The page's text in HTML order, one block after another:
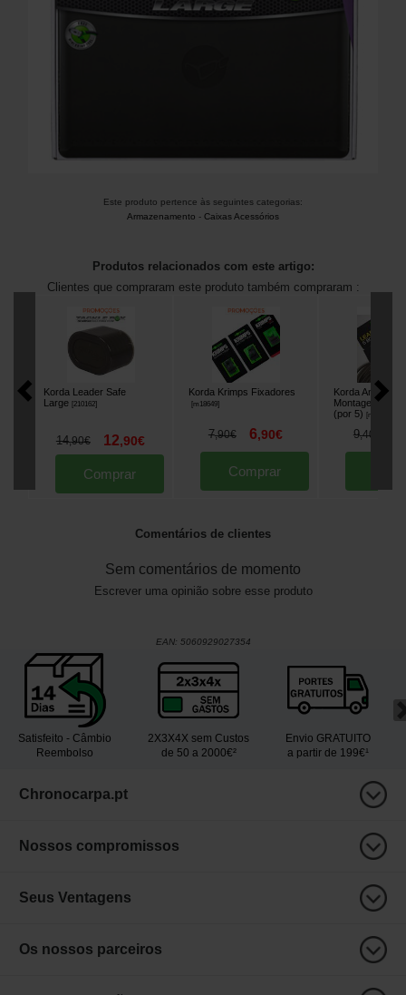
Este produto pertence às seguintes categorias:
Armazenamento - Caixas Acessórios
Produtos relacionados com este artigo:
Clientes que compraram este produto também compraram :
Korda Leader Safe
Large [210162]
14,90€ 12,90€
Comprar
Korda Krimps Fixadores
[m18649]
7,90€ 6,90€
Comprar
Korda Anti
Montagem Clip
(por 5)
[m2649
9,40
Comentários de clientes
Sem comentários de momento
Escrever uma opinião sobre esse produto
EAN: 5060929027354
Satisfeito - Câmbio
Reembolso
2X3X4X sem Custos
de 50 a 2000€²
Envio GRATUITO
a partir de 199€¹
Chronocarpa.pt
Nossos compromissos
Seus Ventagens
Os nossos parceiros